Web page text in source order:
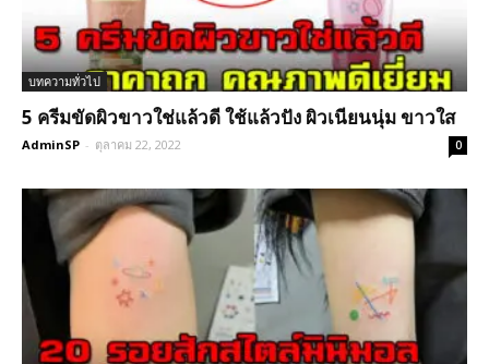
บทความทั่วไป
5 ครีมขัดผิวขาวใช่แล้วดี ใช้แล้วปัง ผิวเนียนนุ่ม ขาวใส
AdminSP - ตุลาคม 22, 2022 0